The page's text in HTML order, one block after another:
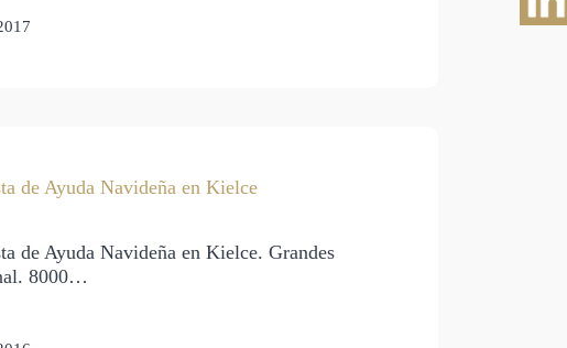
de Ayuda Navideña en Kielce
de Ayuda Navideña en Kielce. Grandes
8000…